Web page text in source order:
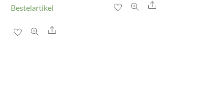
Bestelartikel
Share
Share